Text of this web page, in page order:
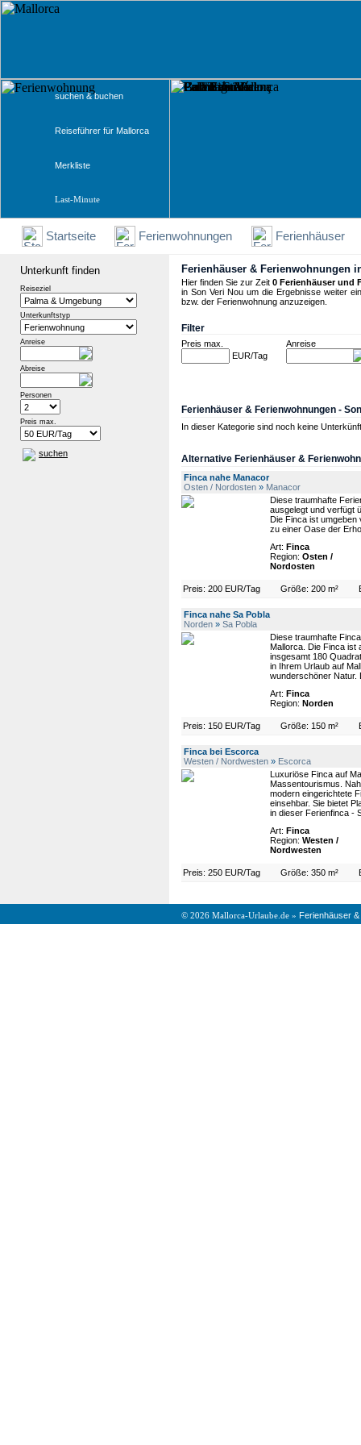
Startseite Ferienwohnungen Ferienhäuser
suchen & buchen
Reiseführer für Mallorca
Ferienhäuser & Ferienwohnungen
Hier finden Sie zur Zeit0 Ferienhäuser und
in Son Veri Nou um die Ergebnisse weiter
bzw. der Ferienwohnung anzuzeigen.
Filter
Preis max.
EUR/Tag
Anreise
Ferienhäuser & Ferienwohnungen -
In dieser Kategorie sind noch keine
Alternative Ferienhäuser &
Finca nahe Manacor
Osten / Nordosten » Manacor
Diese traumhafte
ausgelegt und verfügt
Die Finca ist umgeben
zu einer Oase der
Art: Finca
Region: Osten /
Nordosten
Preis: 200 EUR/Tag Größe: 200 m²
Finca nahe Sa Pobla
Norden » Sa Pobla
Diese traumhafte
Mallorca. Die Finca ist
insgesamt 180
in Ihrem Urlaub auf
wunderschöner Natur.
Art: Finca
Region: Norden
Preis: 150 EUR/Tag Größe: 150 m²
Finca bei Escorca
Westen / Nordwesten » Escorca
Luxuriöse Finca auf
Massentourismus.
modern eingerichtete
einsehbar. Sie bietet
in dieser Ferienfinca -
Art: Finca
Region: Westen /
Nordwesten
Preis: 250 EUR/Tag Größe: 350 m²
Merkliste
Last-Minute
Unterkunft finden
Reiseziel
Unterkunftstyp
Anreise
Abreise
Personen
Preis max.
suchen
© 2026 Mallorca-Urlaube.de » Ferienhäuser